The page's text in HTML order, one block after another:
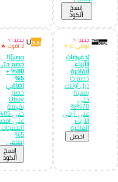
إِنسخ
الكود
جديد ✨
نوصي به ⭐
تخفيضات
الأزياء
الفاخرة
خصم ذا
ديل اوتلت
بنسبة
حتى
70%%
على أرقى
الأزياء
الفاخرة
احصل
جديد ✨
لا تفوت 🔥
حصريًا!
خصم حتى
80% +
5%
إضافي
خصم
Ubuy
بقيمة
حتى 85%
على افضل
المنتجات +
5%
إضافي
إِنسخ
الكود